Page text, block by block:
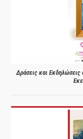
Δράσεις και